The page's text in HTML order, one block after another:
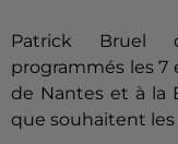
Patrick Bruel
programmés les 7
de Nantes et à la
que souhaitent les